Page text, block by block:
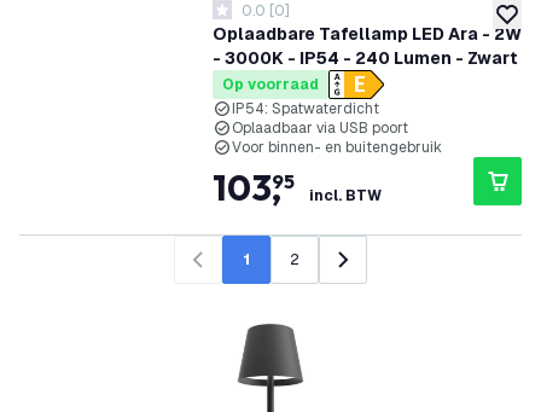
Oplaadbare Tafellamp LED Ara - 2W
- 3000K - IP54 - 240 Lumen - Zwart
0 score sterren
0.0 [0]
Op voorraad
IP54: Spatwaterdicht
Oplaadbaar via USB poort
Voor binnen- en buitengebruik
103,
95
incl. BTW
Vorige1 2 Volgende